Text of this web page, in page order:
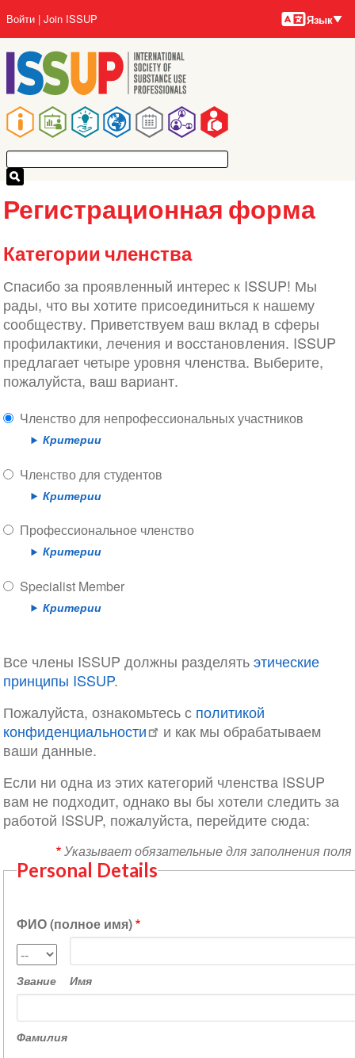
основному
содержанию
Main
navigation
User
account
menu
Войти Join ISSUP Языки
Язык
Регистрационная форма
Категории членства
Спасибо за проявленный интерес к ISSUP! Мы
рады, что вы хотите присоединиться к нашему
сообществу. Приветствуем ваш вклад в сферы
профилактики, лечения и восстановления. ISSUP
предлагает четыре уровня членства. Выберите,
пожалуйста, ваш вариант.
Членство для непрофессиональных участников
Критерии
Членство для студентов
Критерии
Профессиональное членство
Критерии
Specialist Member
Критерии
Все члены ISSUP должны разделятьэтические
принципы ISSUP.
Пожалуйста, ознакомьтесь с политикой
конфиденциальности
и как мы обрабатываем
ваши данные.
Если ни одна из этих категорий членства ISSUP
вам не подходит, однако вы бы хотели следить за
работой ISSUP, пожалуйста, перейдите сюда:
Указывает обязательные для заполнения поля
Personal Details
ФИО (полное имя)
Звание
Звание Имя
Фамилия